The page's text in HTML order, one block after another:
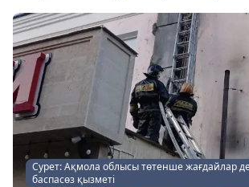
Сурет: Ақмола облысы төтенше жағдайлар
баспасөз қызметі